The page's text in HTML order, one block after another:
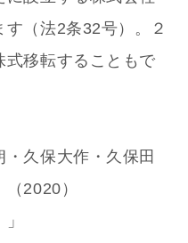
（法2条32号）。２
式移転することもで
久保大作・久保田
2020）